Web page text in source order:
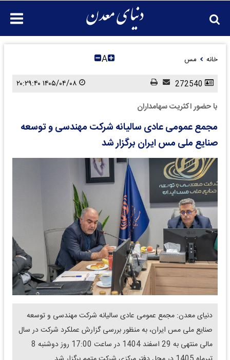
خانه مس A
با حضور اکثریت سهامداران
مجمع عمومی عادی سالیانه شرکت مهندسی و توسعه
صنایع ملی مس ایران برگزار شد
دنیای معدن: مجمع عمومی عادی سالیانه شرکت مهندسی و توسعه
صنایع ملی مس ایران، به منظور بررسی گزارش عملکرد شرکت در سال
مالی منتهی به 29 اسفند 1404 در ساعت 17:00 روز دوشنبه 8